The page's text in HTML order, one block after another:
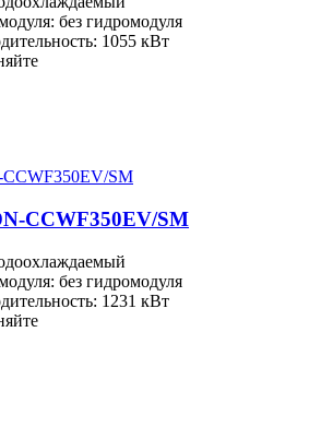
без гидромодуля
1055 кВт
CCWF350EV/SM
без гидромодуля
1231 кВт